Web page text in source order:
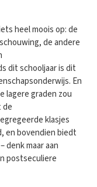
heel moois op: de
de andere
dit schooljaar is dit
En
lagere graden zou
de
klasjes
en bovendien biedt
denk maar aan
postseculiere